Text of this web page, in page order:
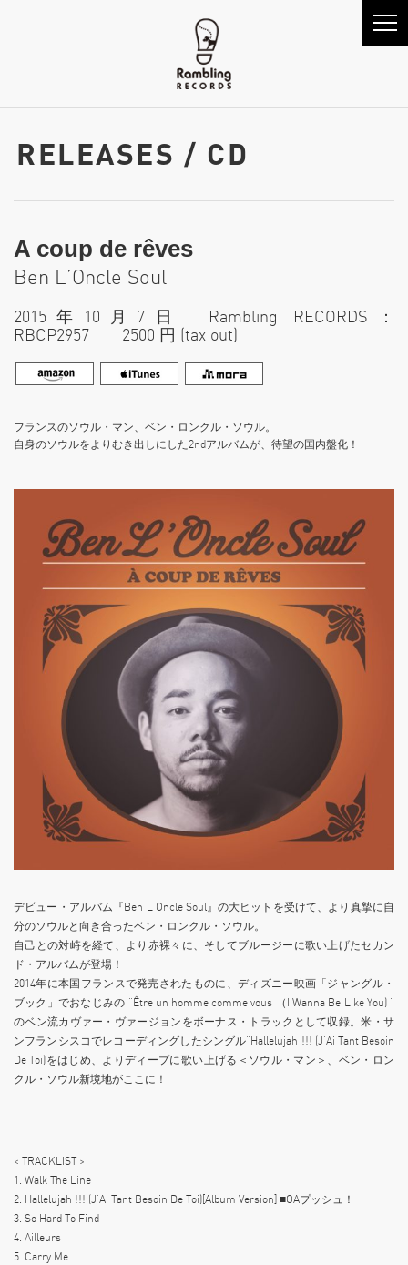
RELEASES / CD
A coup de rêves
Ben L’Oncle Soul
2015年10月7日 Rambling RECORDS：
RBCP2957 2500 円 (tax out)
フランスのソウル・マン、ベン・ロンクル・ソウル。
自身のソウルをよりむき出しにした2ndアルバムが、待望の国内盤化！
デビュー・アルバム『Ben L‘Oncle Soul』の大ヒットを受けて、より真摯に自
分のソウルと向き合ったベン・ロンクル・ソウル。
自己との対峙を経て、より赤裸々に、そしてブルージーに歌い上げたセカン
ド・アルバムが登場！
2014年に本国フランスで発売されたものに、ディズニー映画「ジャングル・
ブック」でおなじみの “Être un homme comme vous （I Wanna Be Like You) ”
のベン流カヴァー・ヴァージョンをボーナス・トラックとして収録。米・サ
ンフランシスコでレコーディングしたシングル“Hallelujah !!! (J’Ai Tant Besoin
De Toi)をはじめ、よりディープに歌い上げる＜ソウル・マン＞、ベン・ロン
クル・ソウル新境地がここに！
< TRACKLIST >
1. Walk The Line
2. Hallelujah !!! (J’Ai Tant Besoin De Toi)[Album Version] ■OAプッシュ！
3. So Hard To Find
4. Ailleurs
5. Carry Me